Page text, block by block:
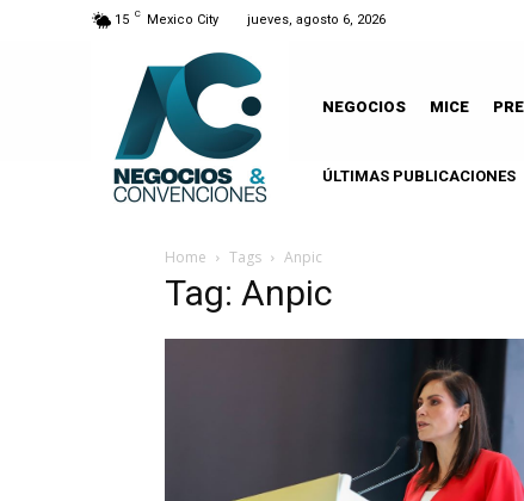
15 C Mexico City jueves, agosto 6, 2026
NEGOCIOS MICE
ÚLTIMAS PUBLICACIONES
Home Tags Anpic
Tag: Anpic